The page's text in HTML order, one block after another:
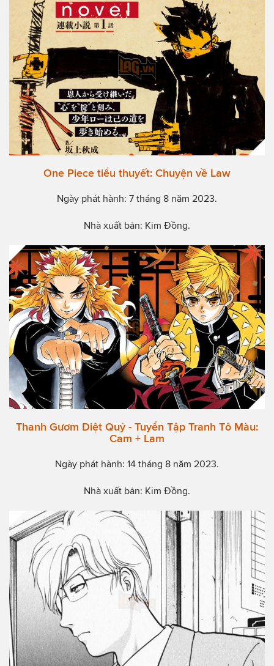
One Piece tiểu thuyết: Chuyện về Law
Ngày phát hành: 7 tháng 8 năm 2023.
Nhà xuất bản: Kim Đồng.
Thanh Gươm Diệt Quỷ - Tuyển Tập Tranh Tô Màu:
Cam + Lam
Ngày phát hành: 14 tháng 8 năm 2023.
Nhà xuất bản: Kim Đồng.